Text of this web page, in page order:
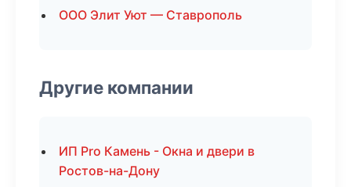
ООО Элит Уют — Ставрополь
Другие компании
ИП Pro Камень - Окна и двери в
Ростов-на-Дону